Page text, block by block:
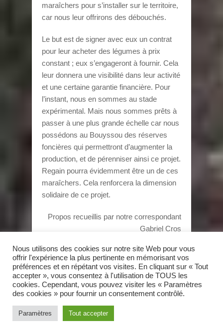
maraîchers pour s’installer sur le territoire,
car nous leur offrirons des débouchés.
Le but est de signer avec eux un contrat
pour leur acheter des légumes à prix
constant ; eux s’engageront à fournir. Cela
leur donnera une visibilité dans leur activité
et une certaine garantie financière. Pour
l’instant, nous en sommes au stade
expérimental. Mais nous sommes prêts à
passer à une plus grande échelle car nous
possédons au Bouyssou des réserves
foncières qui permettront d’augmenter la
production, et de pérenniser ainsi ce projet.
Regain pourra évidemment être un de ces
maraîchers. Cela renforcera la dimension
solidaire de ce projet.
Propos recueillis par notre correspondant
Gabriel Cros
> Article original
août 18, 2017
Nous utilisons des cookies sur notre site Web pour vous
offrir l'expérience la plus pertinente en mémorisant vos
préférences et en répétant vos visites. En cliquant sur « Tout
accepter », vous consentez à l'utilisation de TOUS les
cookies. Cependant, vous pouvez visiter les « Paramètres
des cookies » pour fournir un consentement contrôlé.
Paramètres Tout accepter